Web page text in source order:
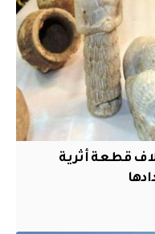
2003.. تهريب أكثر من 5 آلاف قطعة أثرية